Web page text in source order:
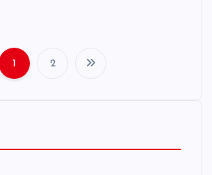
分
1 2